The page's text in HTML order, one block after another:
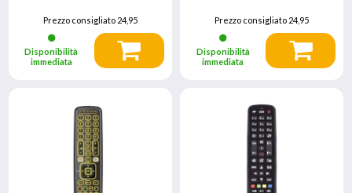
Prezzo consigliato24,95
Disponibilità
immediata
Prezzo consigliato 24,95
Disponibilità
immediata